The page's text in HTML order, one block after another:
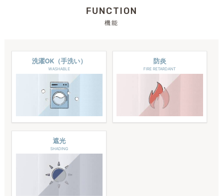
FUNCTION
機能
洗濯OK（手洗い）
WASHABLE
防炎
FIRE RETARDANT
遮光
SHADING